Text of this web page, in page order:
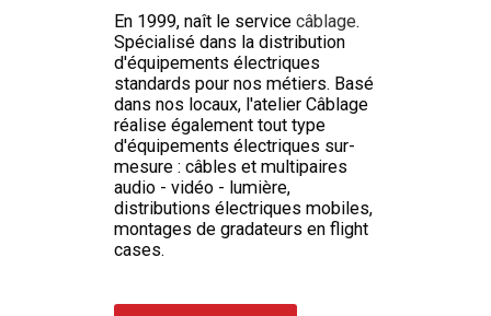
En 1999, naît le service câblage.
Spécialisé dans la distribution
d'équipements électriques
standards pour nos métiers. Basé
dans nos locaux, l'atelier Câblage
réalise également tout type
d'équipements électriques sur-
mesure : câbles et multipaires
audio - vidéo - lumière,
distributions électriques mobiles,
montages de gradateurs en flight
cases.